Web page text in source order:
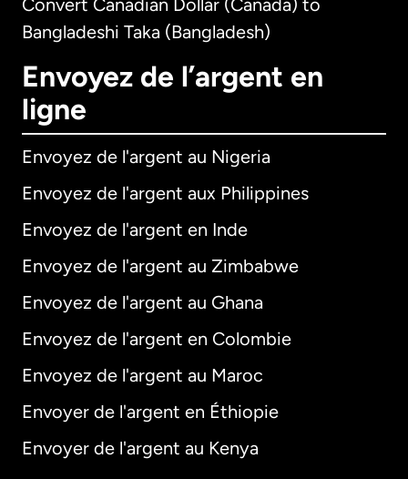
Convert Canadian Dollar (Canada) to
Bangladeshi Taka (Bangladesh)
Envoyez de l’argent en
ligne
Envoyez de l'argent au Nigeria
Envoyez de l'argent aux Philippines
Envoyez de l'argent en Inde
Envoyez de l'argent au Zimbabwe
Envoyez de l'argent au Ghana
Envoyez de l'argent en Colombie
Envoyez de l'argent au Maroc
Envoyer de l'argent en Éthiopie
Envoyer de l'argent au Kenya